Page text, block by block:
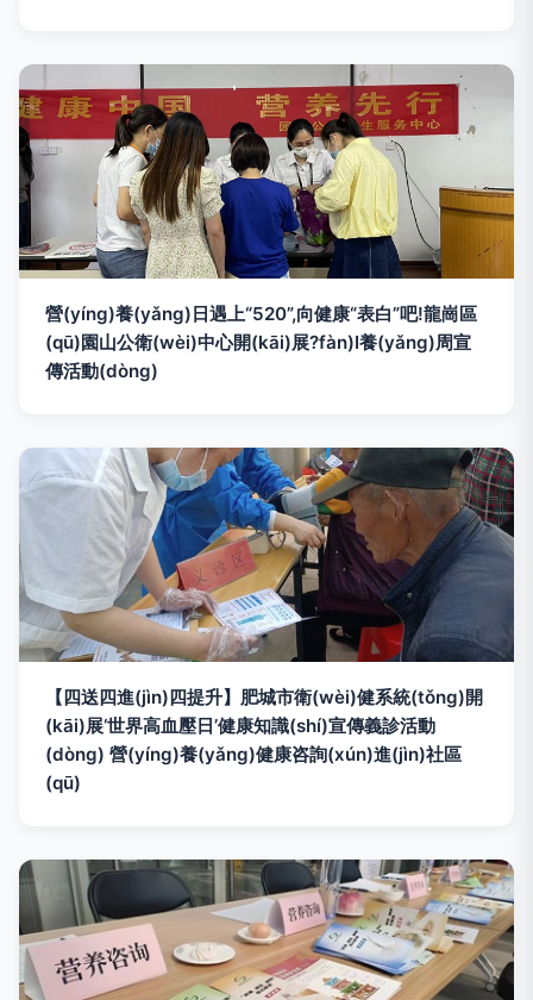
營(yíng)養(yǎng)日遇上“520”,向健康“表白”吧!龍崗區
(qū)園山公衛(wèi)中心開(kāi)展?fàn)I養(yǎng)周宣
傳活動(dòng)
【四送四進(jìn)四提升】肥城市衛(wèi)健系統(tǒng)開
(kāi)展‘世界高血壓日’健康知識(shí)宣傳義診活動
(dòng) 營(yíng)養(yǎng)健康咨詢(xún)進(jìn)社區
(qū)